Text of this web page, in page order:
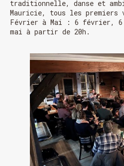
traditionnelle, danse et
Mauricie, tous les premiers
Février à Mai : 6 février,
mai à partir de 20h.